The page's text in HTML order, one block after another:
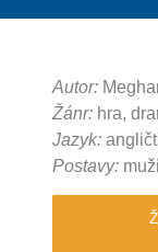
Autor:
Žánr: hra,
Jazyk:
Postavy: